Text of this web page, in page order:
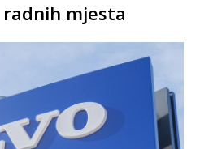
mjesta